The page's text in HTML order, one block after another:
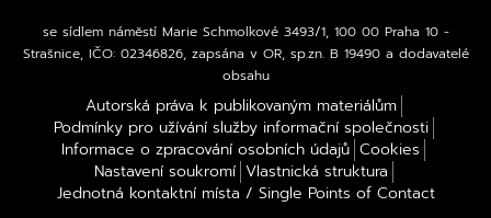
se sídlem náměstí Marie Schmolkové 3493/1, 100 00 Praha 10 -
Strašnice, IČO: 02346826, zapsána v OR, sp.zn. B 19490 a dodavatelé
obsahu
Autorská práva k publikovaným materiálům
Podmínky pro užívání služby informační společnosti
Informace o zpracování osobních údajů Cookies
Nastavení soukromí Vlastnická struktura
Jednotná kontaktní místa / Single Points of Contact